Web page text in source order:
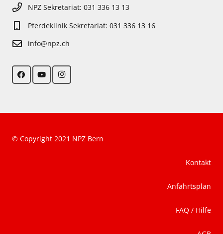
NPZ Sekretariat: 031 336 13 13
Pferdeklinik Sekretariat: 031 336 13 16
info@npz.ch
© Copyright 2021 NPZ Bern
Kontakt
Anfahrtsplan
FAQ / Hilfe